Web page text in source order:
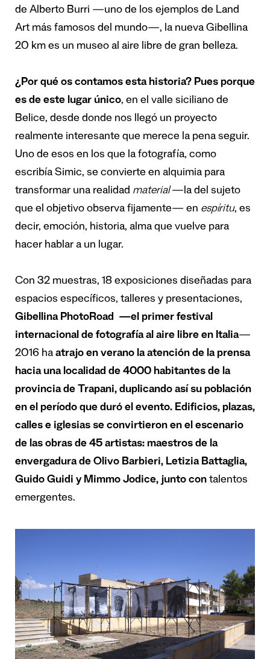
de Alberto Burri —uno de los ejemplos de Land
Art más famosos del mundo—, la nueva Gibellina
20 km es un museo al aire libre de gran belleza.
¿Por qué os contamos esta historia? Pues porque
es de este lugar único, en el valle siciliano de
Belice, desde donde nos llegó un proyecto
realmente interesante que merece la pena seguir.
Uno de esos en los que la fotografía, como
escribía Simic, se convierte en alquimia para
transformar una realidad material—la del sujeto
que el objetivo observa fijamente— en espíritu, es
decir, emoción, historia, alma que vuelve para
hacer hablar a un lugar.
Con 32 muestras, 18 exposiciones diseñadas para
espacios específicos, talleres y presentaciones,
Gibellina PhotoRoad —el primer festival
internacional de fotografía al aire libre en Italia—
2016 ha atrajo en verano la atención de la prensa
hacia una localidad de 4000 habitantes de la
provincia de Trapani, duplicando así su población
en el período que duró el evento. Edificios, plazas,
calles e iglesias se convirtieron en el escenario
de las obras de 45 artistas: maestros de la
envergadura de Olivo Barbieri, Letizia Battaglia,
Guido Guidi y Mimmo Jodice, junto con talentos
emergentes.